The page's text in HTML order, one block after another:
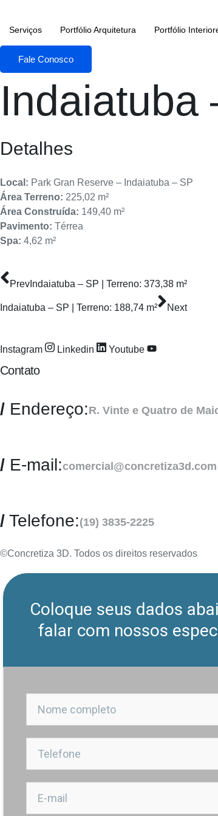
conteúdo
Serviços Portfólio Arquitetura Portfólio
Fale Conosco
Indaiatuba
Detalhes
Local: Park Gran Reserve – Indaiatuba – SP
Área Terreno: 225,02 m²
Área Construída: 149,40 m²
Pavimento: Térrea
Spa: 4,62 m²
Prev Indaiatuba – SP | Terreno: 373,38 m²
Indaiatuba – SP | Terreno: 188,74 m² Next
Instagram Linkedin Youtube
Contato
/ Endereço:R. Vinte e Quatro de
/ E-mail:comercial@concretiza3d.com
/ Telefone:(19) 3835-2225
©Concretiza 3D. Todos os direitos reservados